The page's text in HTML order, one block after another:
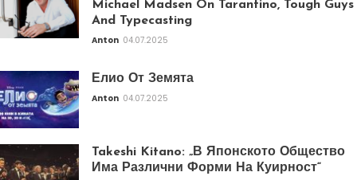
Michael Madsen On Tarantino, Tough Guys
And Typecasting
Anton 04.07.2025
Елио От Земята
Anton 04.07.2025
Takeshi Kitano: „В Японското Общество
Има Различни Форми На Куирност“